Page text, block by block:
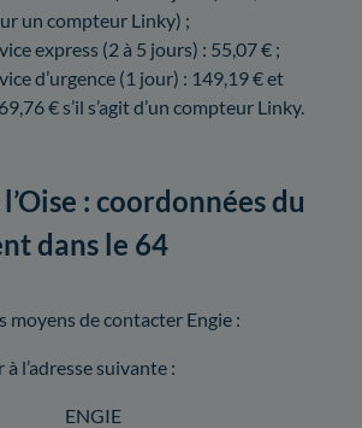
un compteur Linky) ;
express (2 à 5 jours) : 55,07 € ;
d’urgence (1 jour) : 149,19 € et
€ s’il s’agit d’un compteur Linky.
: coordonnées du
dans le 64
moyens de contacter Engie :
l’adresse suivante :
ENGIE